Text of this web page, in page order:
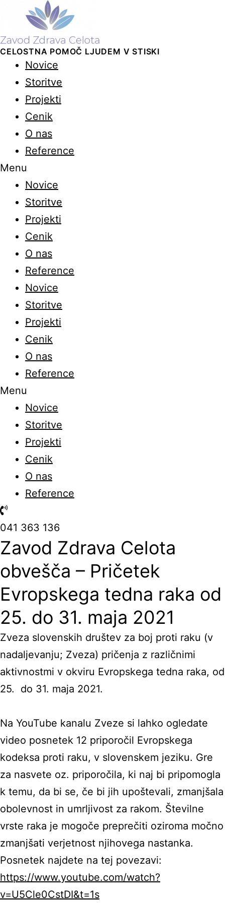
CELOSTNA POMOČ LJUDEM V STISKI
Novice
Storitve
Projekti
Cenik
O nas
Reference
Menu
Novice
Storitve
Projekti
Cenik
O nas
Reference
Novice
Storitve
Projekti
Cenik
O nas
Reference
Menu
Novice
Storitve
Projekti
Cenik
O nas
Reference
041 363 136
Zavod Zdrava Celota
obvešča – Pričetek
Evropskega tedna raka od
25. do 31. maja 2021
Zveza slovenskih društev za boj proti raku (v
nadaljevanju; Zveza) pričenja z različnimi
aktivnostmi v okviru Evropskega tedna raka, od
25. do 31. maja 2021.
Na YouTube kanalu Zveze si lahko ogledate
video posnetek 12 priporočil Evropskega
kodeksa proti raku, v slovenskem jeziku. Gre
za nasvete oz. priporočila, ki naj bi pripomogla
k temu, da bi se, če bi jih upoštevali, zmanjšala
obolevnost in umrljivost za rakom. Številne
vrste raka je mogoče preprečiti oziroma močno
zmanjšati verjetnost njihovega nastanka.
Posnetek najdete na tej povezavi:
https://www.youtube.com/watch?
v=U5Cle0CstDI&t=1s